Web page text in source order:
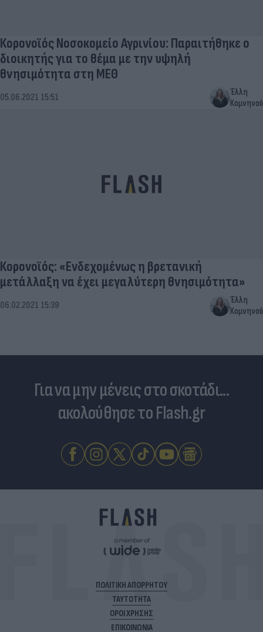
Κορονοϊός Νοσοκομείο Αγρινίου: Παραιτήθηκε ο
διοικητής για το θέμα με την υψηλή
θνησιμότητα στη ΜΕΘ
05.06.2021 15:51
Έλλη
Κομνηνού
Κορονοϊός: «Ενδεχομένως η βρετανική
μετάλλαξη να έχει μεγαλύτερη θνησιμότητα»
06.02.2021 15:39
Έλλη
Κομνηνού
Για να μην μένεις στο σκοτάδι...
ακολούθησε το Flash.gr
ΠΟΛΙΤΙΚΗ ΑΠΟΡΡΗΤΟΥ
ΤΑΥΤΟΤΗΤΑ
ΟΡΟΙ ΧΡΗΣΗΣ
ΕΠΙΚΟΙΝΩΝΙΑ